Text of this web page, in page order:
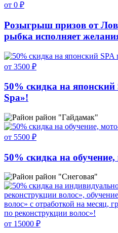
от 0 ₽
Розыгрыш призов от
рыбка исполняет
от 3500 ₽
50% скидка на
Spa»!
район "Гайдамак"
от 5500 ₽
50% скидка на обучение,
район "Снеговая"
от 15000 ₽